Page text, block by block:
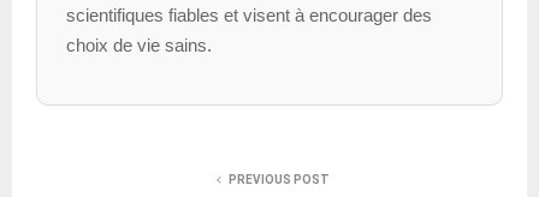
scientifiques fiables et visent à encourager des
choix de vie sains.
PREVIOUS POST